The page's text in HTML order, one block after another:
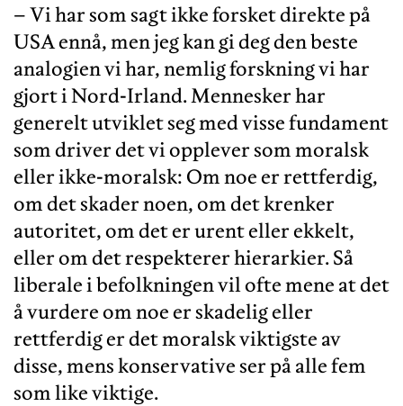
– Vi har som sagt ikke forsket direkte på
USA ennå, men jeg kan gi deg den beste
analogien vi har, nemlig forskning vi har
gjort i Nord-Irland. Mennesker har
generelt utviklet seg med visse fundament
som driver det vi opplever som moralsk
eller ikke-moralsk: Om noe er rettferdig,
om det skader noen, om det krenker
autoritet, om det er urent eller ekkelt,
eller om det respekterer hierarkier. Så
liberale i befolkningen vil ofte mene at det
å vurdere om noe er skadelig eller
rettferdig er det moralsk viktigste av
disse, mens konservative ser på alle fem
som like viktige.